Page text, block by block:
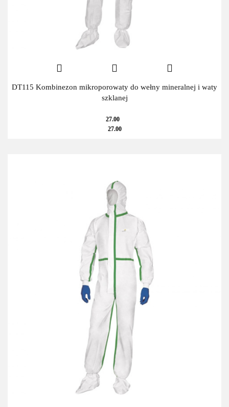
DT115 Kombinezon mikroporowaty do wełny mineralnej i waty
szklanej
27.00
27.00